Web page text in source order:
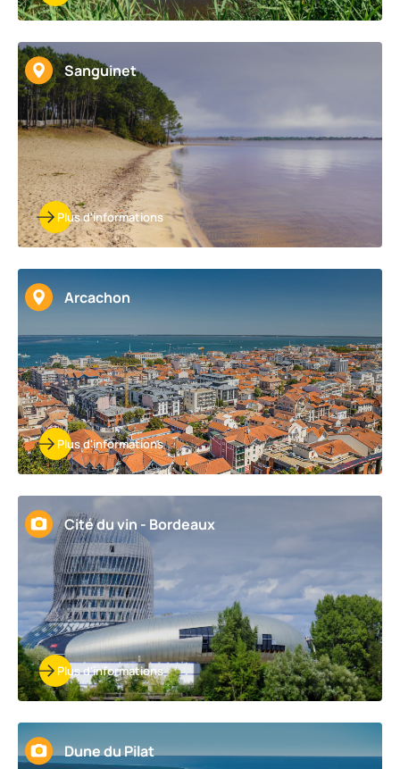
Sanguinet
Plus d'informations
Arcachon
Plus d'informations
Cité du vin - Bordeaux
Plus d'informations
Dune du Pilat